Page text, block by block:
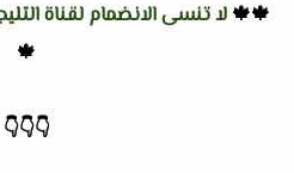
🍁🍁 لا تنسى الانضمام لقناة
🍁
👇
👇
👇